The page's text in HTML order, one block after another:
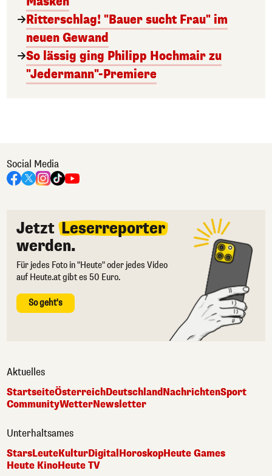
Ritterschlag! "Bauer sucht Frau" im
neuen Gewand
So lässig ging Philipp Hochmair zu
"Jedermann"-Premiere
Social Media
Jetzt Leserreporter
werden.
Für jedes Foto in "Heute" oder jedes Video
auf Heute.at gibt es 50 Euro.
So geht's
Aktuelles
StartseiteÖsterreichDeutschlandNachrichtenSport
CommunityWetterNewsletter
Unterhaltsames
StarsLeuteKulturDigitalHoroskopHeute Games
Heute KinoHeute TV